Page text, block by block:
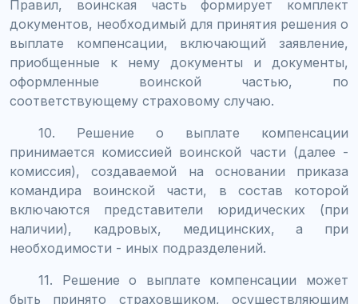
Правил, воинская часть формирует комплект
документов, необходимый для принятия решения о
выплате компенсации, включающий заявление,
приобщенные к нему документы и документы,
оформленные воинской частью, по
соответствующему страховому случаю.
10. Решение о выплате компенсации
принимается комиссией воинской части (далее -
комиссия), создаваемой на основании приказа
командира воинской части, в состав которой
включаются представители юридических (при
наличии), кадровых, медицинских, а при
необходимости - иных подразделений.
11. Решение о выплате компенсации может
быть принято страховщиком, осуществляющим